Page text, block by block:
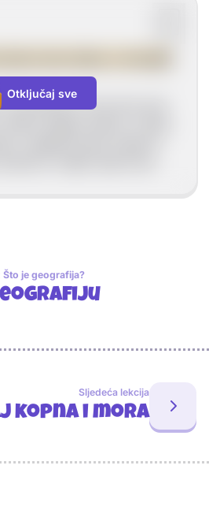
promatramo brod koji nam
Otključaj sve
Što je geografija?
Sljedeća lekcija
kopna i mora